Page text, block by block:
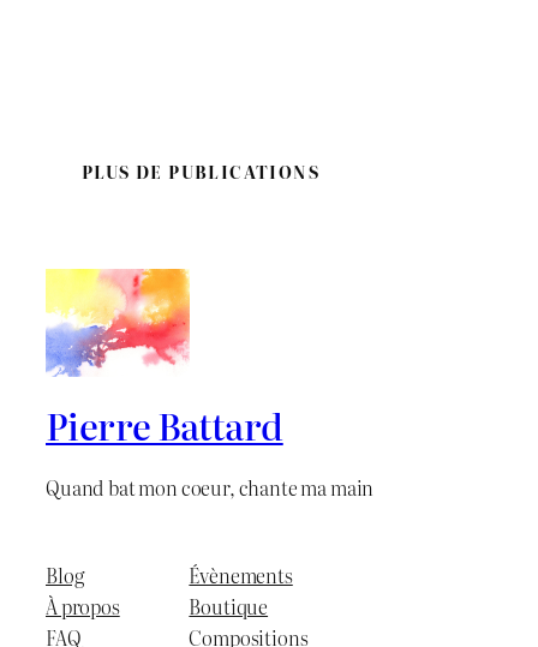
PLUS DE PUBLICATIONS
Pierre Battard
Quand bat mon coeur, chante ma main
Blog
À propos
FAQ
Évènements
Boutique
Compositions